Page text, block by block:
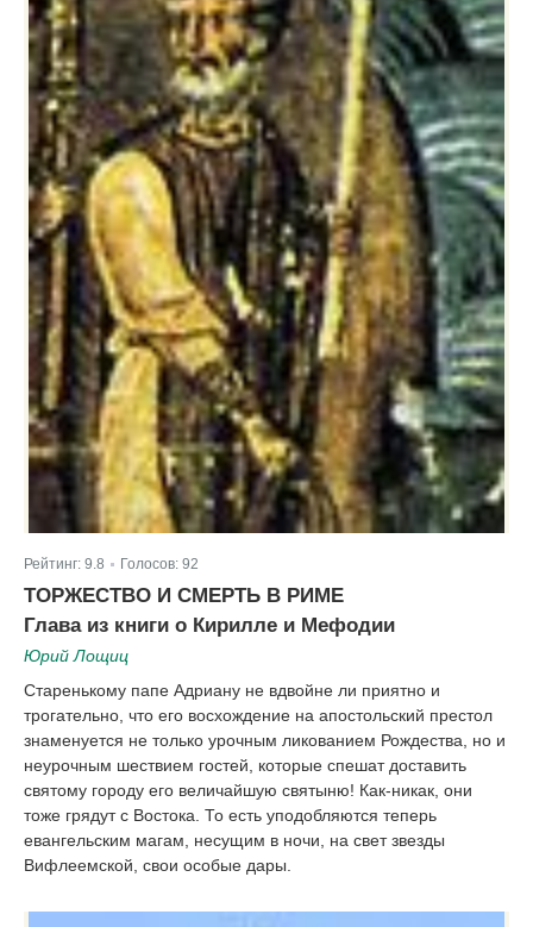
Рейтинг: 9.8 Голосов: 92
ТОРЖЕСТВО И СМЕРТЬ В РИМЕ
Глава из книги о Кирилле и Мефодии
Юрий Лощиц
Старенькому папе Адриану не вдвойне ли приятно и
трогательно, что его восхождение на апостольский престол
знаменуется не только урочным ликованием Рождества, но и
неурочным шествием гостей, которые спешат доставить
святому городу его величайшую святыню! Как-никак, они
тоже грядут с Востока. То есть уподобляются теперь
евангельским магам, несущим в ночи, на свет звезды
Вифлеемской, свои особые дары.